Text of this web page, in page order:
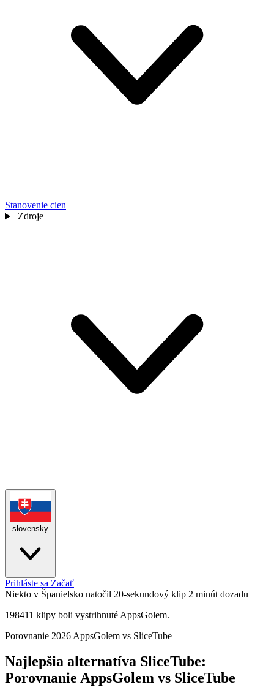
Stanovenie cien
Zdroje
slovensky
Prihláste sa Začať
Niekto v Španielsko natočil 20-sekundový klip 2 minút dozadu
198411 klipy boli vystrihnuté AppsGolem.
Porovnanie 2026 AppsGolem vs SliceTube
Najlepšia alternatíva SliceTube:
Porovnanie AppsGolem vs SliceTube